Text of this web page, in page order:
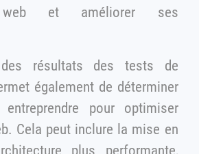
améliorer ses
résultats des tests de
également de déterminer
peut inclure la mise en
plus performante,